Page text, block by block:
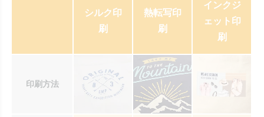
シルク印
刷
熱転写印
刷
インクジ
ェット印
刷
印刷方法